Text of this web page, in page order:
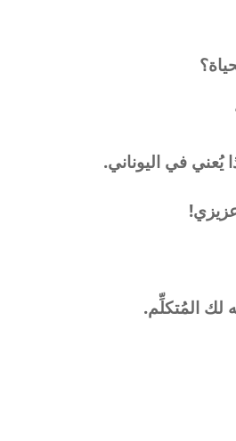
في اليوناني.
لك المُتكلِّم.